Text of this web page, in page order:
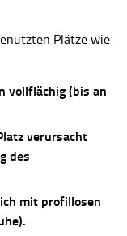
Plätze wie
vollflächig (bis an
verursacht
des
mit profillosen